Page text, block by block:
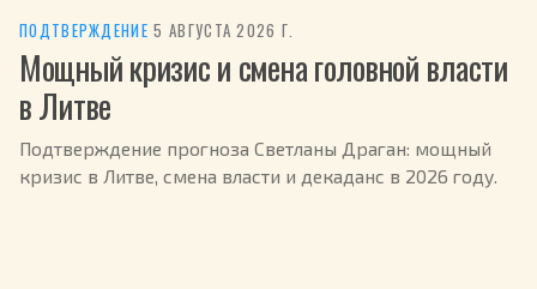
ПОДТВЕРЖДЕНИЕ ·5 АВГУСТА 2026 Г.
Мощный кризис и смена головной власти
в Литве
Подтверждение прогноза Светланы Драган: мощный
кризис в Литве, смена власти и декаданс в 2026 году.